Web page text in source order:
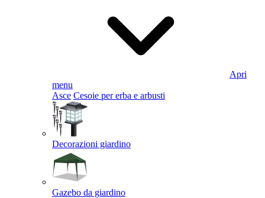
Apri
menu
Asce Cesoie per erba e arbusti
Decorazioni giardino
Gazebo da giardino